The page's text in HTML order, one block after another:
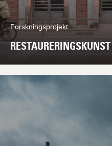
Forskningsprojekt